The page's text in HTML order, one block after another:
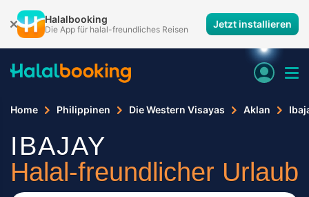
Halalbooking
Die App für halal-freundliches Reisen Jetzt installieren
Home Philippinen Die Western Visayas Aklan
IBAJAY
Halal-freundlicher Urlaub